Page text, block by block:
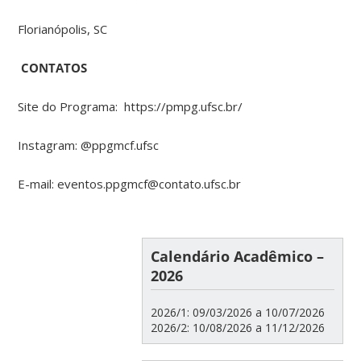
Florianópolis, SC
CONTATOS
Site do Programa: https://pmpg.ufsc.br/
Instagram: @ppgmcf.ufsc
E-mail: eventos.ppgmcf@contato.ufsc.br
Calendário Acadêmico –
2026
2026/1: 09/03/2026 a 10/07/2026
2026/2: 10/08/2026 a 11/12/2026